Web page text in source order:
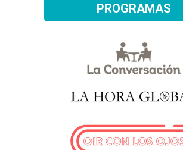
PROGRAMAS